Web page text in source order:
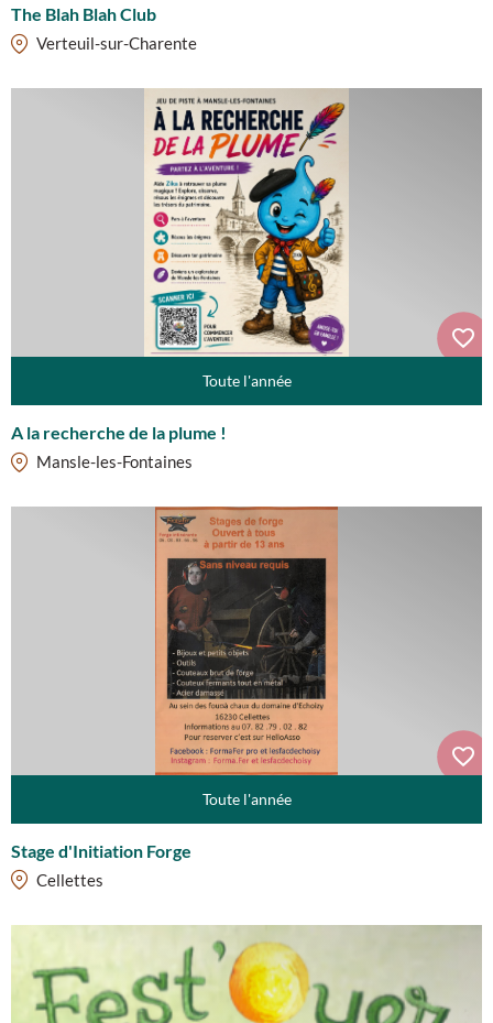
The Blah Blah Club
Verteuil-sur-Charente
Toute l'année
A la recherche de la plume !
Mansle-les-Fontaines
Toute l'année
Stage d'Initiation Forge
Cellettes